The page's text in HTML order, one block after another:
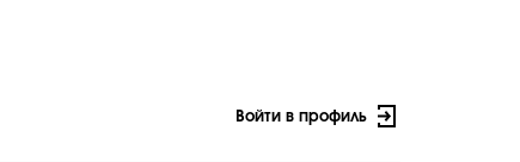
Войти в профиль